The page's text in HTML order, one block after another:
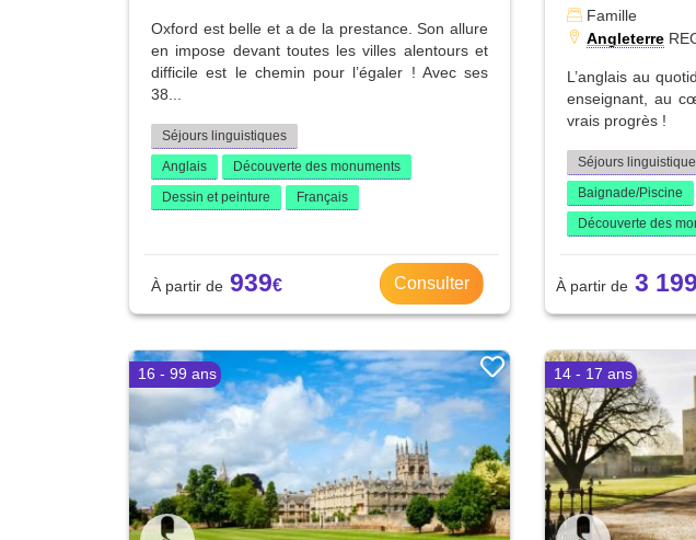
Oxford est belle et a de la prestance. Son allure
en impose devant toutes les villes alentours et
difficile est le chemin pour l’égaler ! Avec ses
38...
Séjours linguistiques
Anglais
Découverte des monuments
Dessin et peinture
Français
939 Consulter
Famille
Angleterre
L’anglais au
enseignant, au
vrais progrès !
Séjours
Baignade/Piscine
Découverte des
3 199
16 - 99 ans 14 - 17 ans